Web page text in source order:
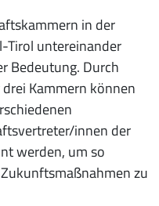
in der
Tirol untereinander
Bedeutung. Durch
Kammern können
innen der
werden, um so
zu